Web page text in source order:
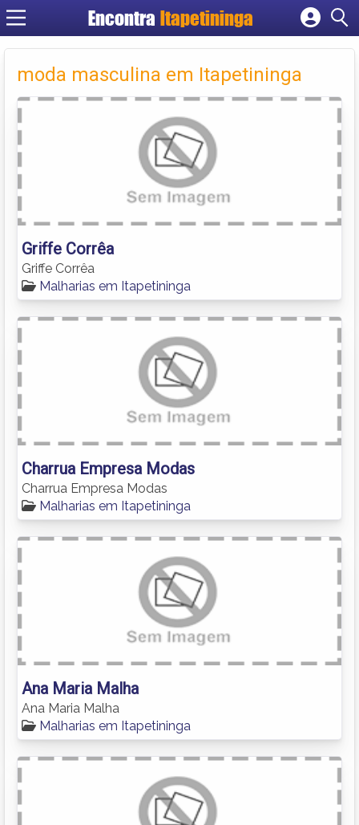
Encontra Itapetininga
Cadastrar empresa
Criar conta
moda masculina em Itapetininga
Griffe Corrêa
Griffe Corrêa
Malharias em Itapetininga
Charrua Empresa Modas
Charrua Empresa Modas
Malharias em Itapetininga
Ana Maria Malha
Ana Maria Malha
Malharias em Itapetininga